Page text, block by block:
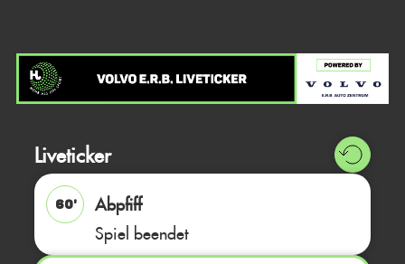
Liveticker
60'
Abpfiff
Spiel beendet